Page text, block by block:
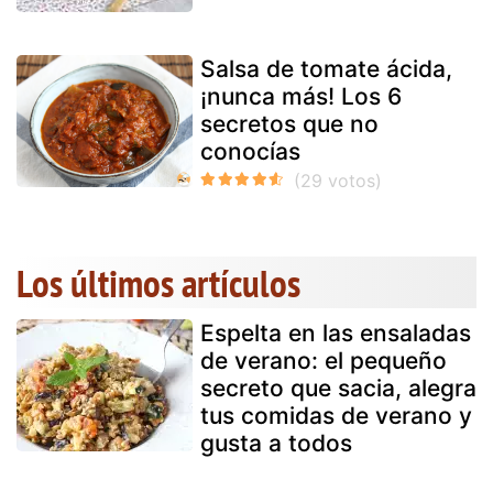
Salsa de tomate ácida,
¡nunca más! Los 6
secretos que no
conocías
Los últimos artículos
Espelta en las ensaladas
de verano: el pequeño
secreto que sacia, alegra
tus comidas de verano y
gusta a todos